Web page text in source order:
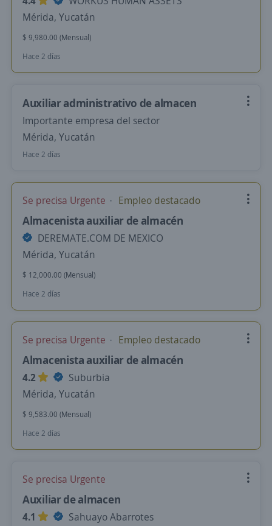
Mérida, Yucatán
$ 9,980.00 (Mensual)
Hace 2 días
Auxiliar administrativo de almacen
Importante empresa del sector
Mérida, Yucatán
Hace 2 días
Se precisa Urgente Empleo destacado
Almacenista auxiliar de almacén
DEREMATE.COM DE MEXICO
Mérida, Yucatán
$ 12,000.00 (Mensual)
Hace 2 días
Se precisa Urgente Empleo destacado
Almacenista auxiliar de almacén
4.2
Suburbia
Mérida, Yucatán
$ 9,583.00 (Mensual)
Hace 2 días
Se precisa Urgente
Auxiliar de almacen
4.1
Sahuayo Abarrotes